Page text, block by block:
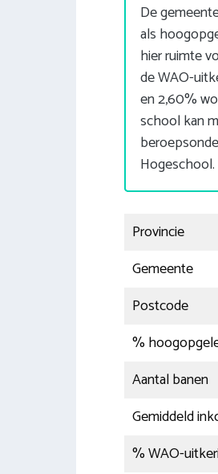
De
als
hier ruimte
de WAO-
en 2,60%
school kan
Hogeschool.
Provincie
Gemeente
Postcode
%
Aantal banen
Gemiddeld
% WAO-